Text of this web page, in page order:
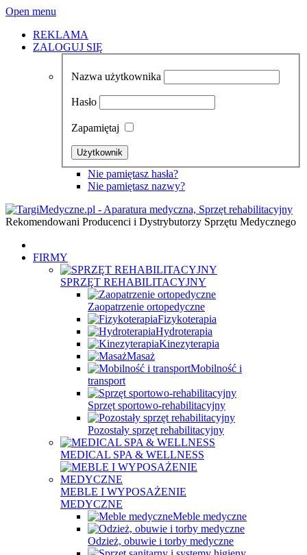
Open menu
REKLAMA
ZALOGUJ SIĘ
Nazwa użytkownika
Hasło
Zapamiętaj
Nie pamiętasz hasła?
Nie pamiętasz nazwy?
Rekomendowani Producenci i Dystrybutorzy Sprzętu Medycznego
FIRMY
SPRZĘT REHABILITACYJNY
Zaopatrzenie ortopedyczne
Fizykoterapia
Hydroterapia
Kinezyterapia
Masaż
Mobilność i
transport
Sprzęt sportowo-rehabilitacyjny
Pozostały sprzęt rehabilitacyjny
MEDICAL SPA & WELLNESS
MEBLE I WYPOSAŻENIE
MEDYCZNE
Meble medyczne
Odzież, obuwie i torby medyczne